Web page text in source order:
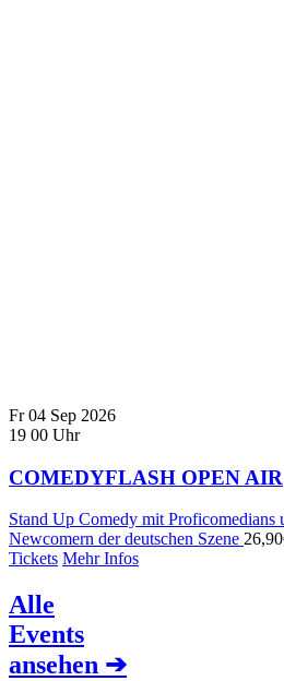
Fr 04 Sep 2026
19 00 Uhr
COMEDYFLASH OPEN AIR
Stand Up Comedy mit Proficomedians
Newcomern der deutschen Szene
Tickets Mehr Infos
Alle
Events
ansehen ➔